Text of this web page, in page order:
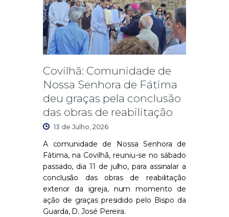
Covilhã: Comunidade de
Nossa Senhora de Fátima
deu graças pela conclusão
das obras de reabilitação
13 de Julho, 2026
A comunidade de Nossa Senhora de
Fátima, na Covilhã, reuniu-se no sábado
passado, dia 11 de julho, para assinalar a
conclusão das obras de reabilitação
exterior da igreja, num momento de
ação de graças presidido pelo Bispo da
Guarda, D. José Pereira.